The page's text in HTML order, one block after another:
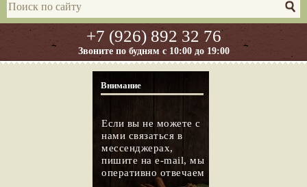
+7 (926) 892 32 76
Звоните по будням с 10:00 до 19:00
Внимание
Если вы не можете с
нами связаться в
мессенджерах,
пишите на e-mail, мы
оперативно отвечаем